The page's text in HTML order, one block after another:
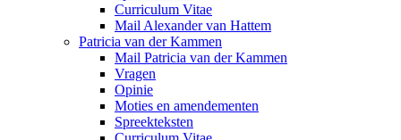
Curriculum Vitae
Mail Alexander van Hattem
Patricia van der Kammen
Mail Patricia van der Kammen
Vragen
Opinie
Moties en amendementen
Spreekteksten